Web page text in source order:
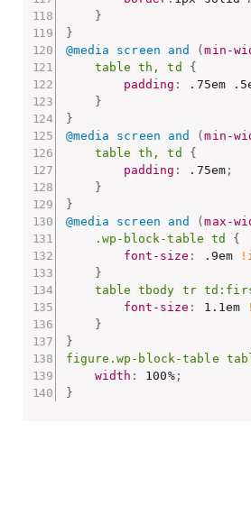
}
}
@media screen and (min-
table th, td
{
padding : .75em
}
}
@media screen and (min-
table th, td
{
padding : .75em;
}
}
@media screen and (max-
.wp-block-table td
{
font-size : .9em
}
table tbody tr
font-size : 1.1em
}
}
figure.wp-block-table
width : 100%;
}